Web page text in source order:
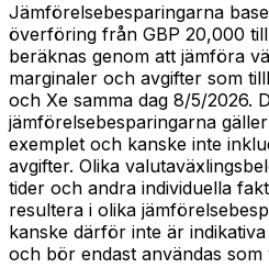
Jämförelsebesparingarna
överföring från GBP 20,000
beräknas genom att jämföra
marginaler och avgifter som
och Xe samma dag 8/5/2026.
jämförelsebesparingarna
exemplet och kanske inte
avgifter. Olika
tider och andra individuella
resultera i olika
kanske därför inte är
och bör endast användas som